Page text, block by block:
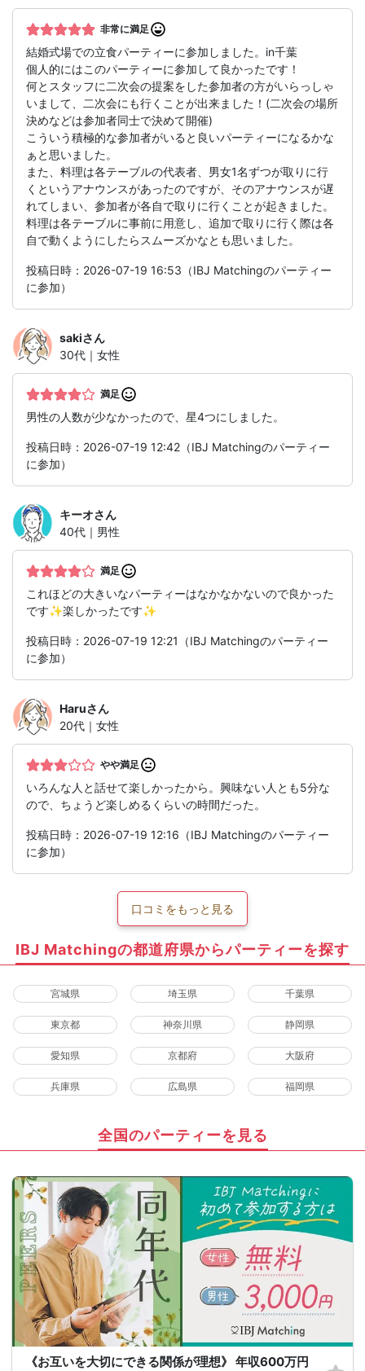
非常に満足
結婚式場での立食パーティーに参加しました。in千葉
個人的にはこのパーティーに参加して良かったです！
何とスタッフに二次会の提案をした参加者の方がいらっしゃ
いまして、二次会にも行くことが出来ました！(二次会の場所
決めなどは参加者同士で決めて開催)
こういう積極的な参加者がいると良いパーティーになるかな
ぁと思いました。
また、料理は各テーブルの代表者、男女1名ずつが取りに行
くというアナウンスがあったのですが、そのアナウンスが遅
れてしまい、参加者が各自で取りに行くことが起きました。
料理は各テーブルに事前に用意し、追加で取りに行く際は各
自で動くようにしたらスムーズかなとも思いました。
投稿日時：2026-07-19 16:53（IBJ Matchingのパーティー
に参加）
sakiさん
30代｜女性
満足
男性の人数が少なかったので、星4つにしました。
投稿日時：2026-07-19 12:42（IBJ Matchingのパーティー
に参加）
キーオさん
40代｜男性
満足
これほどの大きいなパーティーはなかなかないので良かった
です✨楽しかったです✨
投稿日時：2026-07-19 12:21（IBJ Matchingのパーティー
に参加）
Haruさん
20代｜女性
やや満足
いろんな人と話せて楽しかったから。興味ない人とも5分な
ので、ちょうど楽しめるくらいの時間だった。
投稿日時：2026-07-19 12:16（IBJ Matchingのパーティー
に参加）
口コミをもっと見る
IBJ Matchingの都道府県からパーティーを探す
宮城県 埼玉県 千葉県
東京都 神奈川県 静岡県
愛知県 京都府 大阪府
兵庫県 広島県 福岡県
全国のパーティーを見る
《お互いを大切にできる関係が理想》 年収600万円